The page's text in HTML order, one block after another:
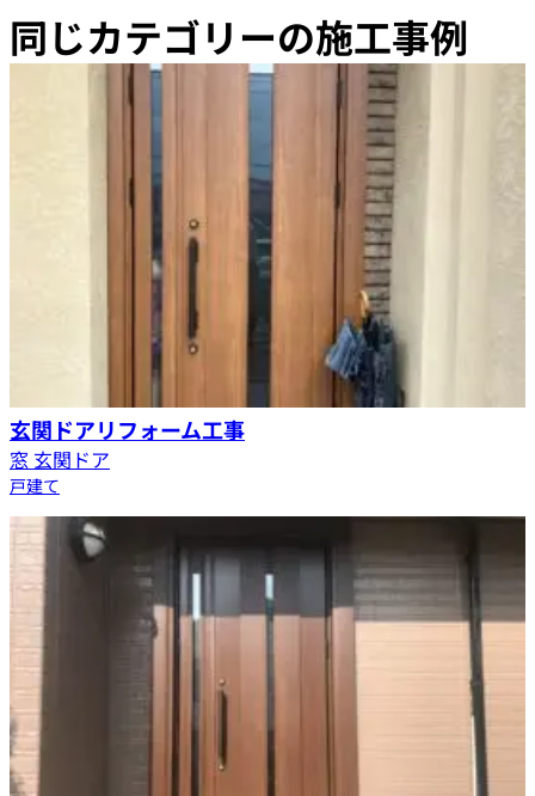
同じカテゴリーの施工事例
玄関ドアリフォーム工事
窓 玄関ドア
戸建て